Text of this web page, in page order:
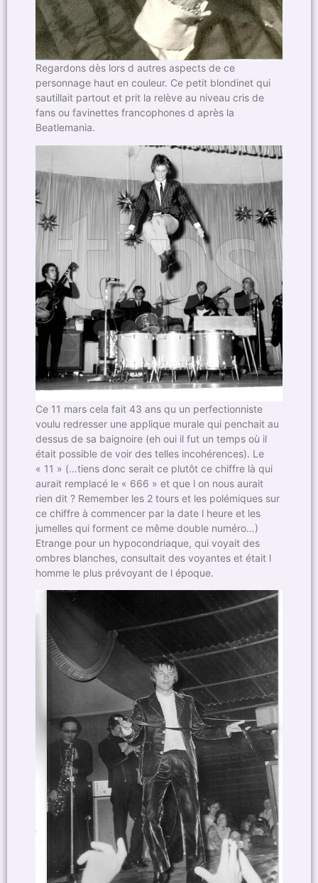
Regardons dès lors d autres aspects de ce
personnage haut en couleur. Ce petit blondinet qui
sautillait partout et prit la relève au niveau cris de
fans ou favinettes francophones d après la
Beatlemania.
Ce 11 mars cela fait 43 ans qu un perfectionniste
voulu redresser une applique murale qui penchait au
dessus de sa baignoire (eh oui il fut un temps où il
était possible de voir des telles incohérences). Le
« 11 » (…tiens donc serait ce plutôt ce chiffre là qui
aurait remplacé le « 666 » et que l on nous aurait
rien dit ? Remember les 2 tours et les polémiques sur
ce chiffre à commencer par la date l heure et les
jumelles qui forment ce même double numéro…)
Etrange pour un hypocondriaque, qui voyait des
ombres blanches, consultait des voyantes et était l
homme le plus prévoyant de l époque.